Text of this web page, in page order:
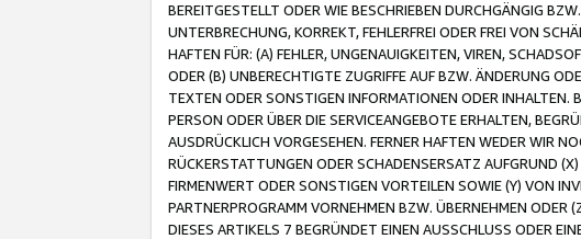
BEREITGESTELLT ODER WIE BESCHRIEBEN DURCHGÄNGIG
UNTERBRECHUNG, KORREKT, FEHLERFREI ODER FREI VON
HAFTEN FÜR: (A) FEHLER, UNGENAUIGKEITEN, VIREN,
ODER (B) UNBERECHTIGTE ZUGRIFFE AUF BZW. ÄNDERUNG
TEXTEN ODER SONSTIGEN INFORMATIONEN ODER INHALTEN.
PERSON ODER ÜBER DIE SERVICEANGEBOTE ERHALTEN,
AUSDRÜCKLICH VORGESEHEN. FERNER HAFTEN WEDER WIR
RÜCKERSTATTUNGEN ODER SCHADENSERSATZ AUFGRUND
FIRMENWERT ODER SONSTIGEN VORTEILEN SOWIE (Y) VON
PARTNERPROGRAMM VORNEHMEN BZW. ÜBERNEHMEN ODER
DIESES ARTIKELS 7 BEGRÜNDET EINEN AUSSCHLUSS ODER